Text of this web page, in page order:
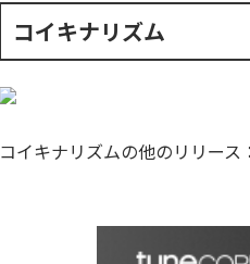
コイキナリズム
コイキナリズムの他のリリース